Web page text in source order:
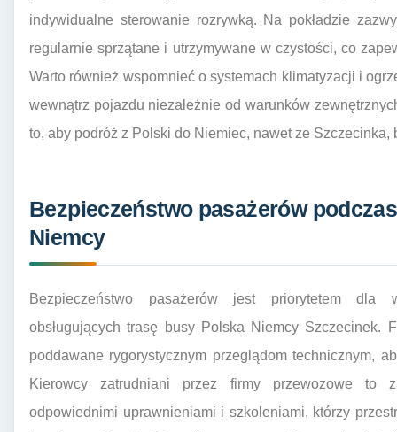
indywidualne sterowanie rozrywką. Na pokładzie
regularnie sprzątane i utrzymywane w czystości, co
Warto również wspomnieć o systemach klimatyzacji i
wewnątrz pojazdu niezależnie od warunków
to, aby podróż z Polski do Niemiec, nawet ze Szczecinka,
Bezpieczeństwo pasażerów
Niemcy
Bezpieczeństwo pasażerów jest priorytetem dla
obsługujących trasę busy Polska Niemcy Szczecinek.
poddawane rygorystycznym przeglądom technicznym,
Kierowcy zatrudniani przez firmy przewozowe to
odpowiednimi uprawnieniami i szkoleniami, którzy